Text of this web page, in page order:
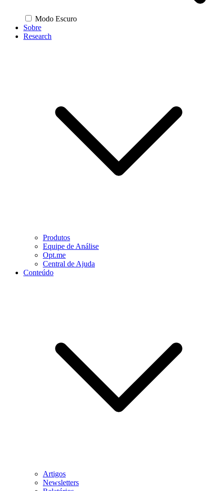
Modo Escuro
Sobre
Research
Produtos
Equipe de Análise
Opt.me
Central de Ajuda
Conteúdo
Artigos
Newsletters